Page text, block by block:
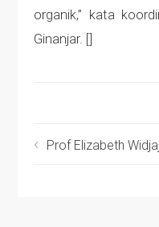
organik,” kata
Ginanjar. []
Prof Elizabeth Widjaja Imbau Selaawi Kembangkan Nilai Tambah